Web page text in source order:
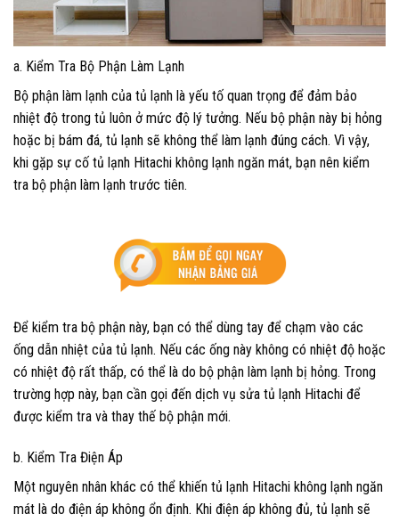
a. Kiểm Tra Bộ Phận Làm Lạnh
Bộ phận làm lạnh của tủ lạnh là yếu tố quan trọng để đảm bảo
nhiệt độ trong tủ luôn ở mức độ lý tưởng. Nếu bộ phận này bị hỏng
hoặc bị bám đá, tủ lạnh sẽ không thể làm lạnh đúng cách. Vì vậy,
khi gặp sự cố tủ lạnh Hitachi không lạnh ngăn mát, bạn nên kiểm
tra bộ phận làm lạnh trước tiên.
Để kiểm tra bộ phận này, bạn có thể dùng tay để chạm vào các
ống dẫn nhiệt của tủ lạnh. Nếu các ống này không có nhiệt độ hoặc
có nhiệt độ rất thấp, có thể là do bộ phận làm lạnh bị hỏng. Trong
trường hợp này, bạn cần gọi đến dịch vụ sửa tủ lạnh Hitachi để
được kiểm tra và thay thế bộ phận mới.
b. Kiểm Tra Điện Áp
Một nguyên nhân khác có thể khiến tủ lạnh Hitachi không lạnh ngăn
mát là do điện áp không ổn định. Khi điện áp không đủ, tủ lạnh sẽ